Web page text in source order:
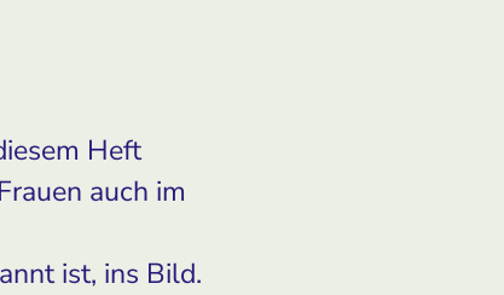
Heft
auch im
ist, ins Bild.